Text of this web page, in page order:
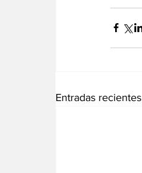
Entradas recientes